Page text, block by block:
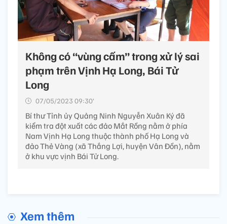
Không có “vùng cấm” trong xử lý sai
phạm trên Vịnh Hạ Long, Bái Tử
Long
07/05/2023 09:30’
Bí thư Tỉnh ủy Quảng Ninh Nguyễn Xuân Ký đã
kiểm tra đột xuất các đảo Mắt Rồng nằm ở phía
Nam Vịnh Hạ Long thuộc thành phố Hạ Long và
đảo Thẻ Vàng (xã Thắng Lợi, huyện Vân Đồn), nằm
ở khu vực vịnh Bái Tử Long.
Xem thêm